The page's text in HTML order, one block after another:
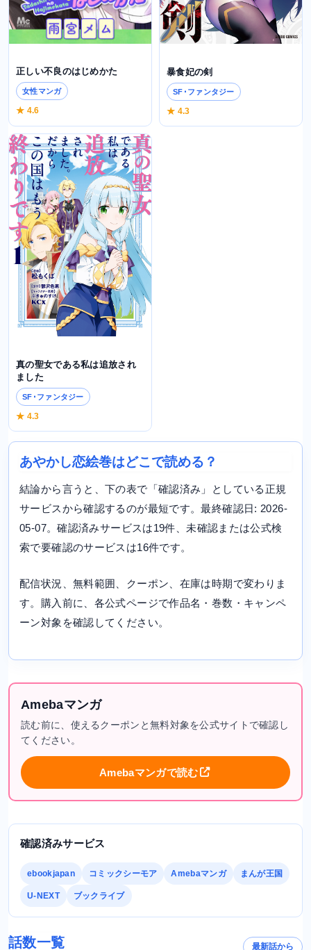
正しい不良のはじめかた
女性マンガ
★ 4.6
暴食妃の剣
SF･ファンタジー
★ 4.3
真の聖女である私は追放され
ました
SF･ファンタジー
★ 4.3
あやかし恋絵巻はどこで読める？
結論から言うと、下の表で「確認済み」としている正規
サービスから確認するのが最短です。最終確認日: 2026-
05-07。確認済みサービスは19件、未確認または公式検
索で要確認のサービスは16件です。
配信状況、無料範囲、クーポン、在庫は時期で変わりま
す。購入前に、各公式ページで作品名・巻数・キャンペ
ーン対象を確認してください。
Amebaマンガ
読む前に、使えるクーポンと無料対象を公式サイトで確認し
てください。
Amebaマンガで読む
確認済みサービス
ebookjapan コミックシーモア Amebaマンガ まんが王国
U-NEXT ブックライブ
話数一覧 最新話から